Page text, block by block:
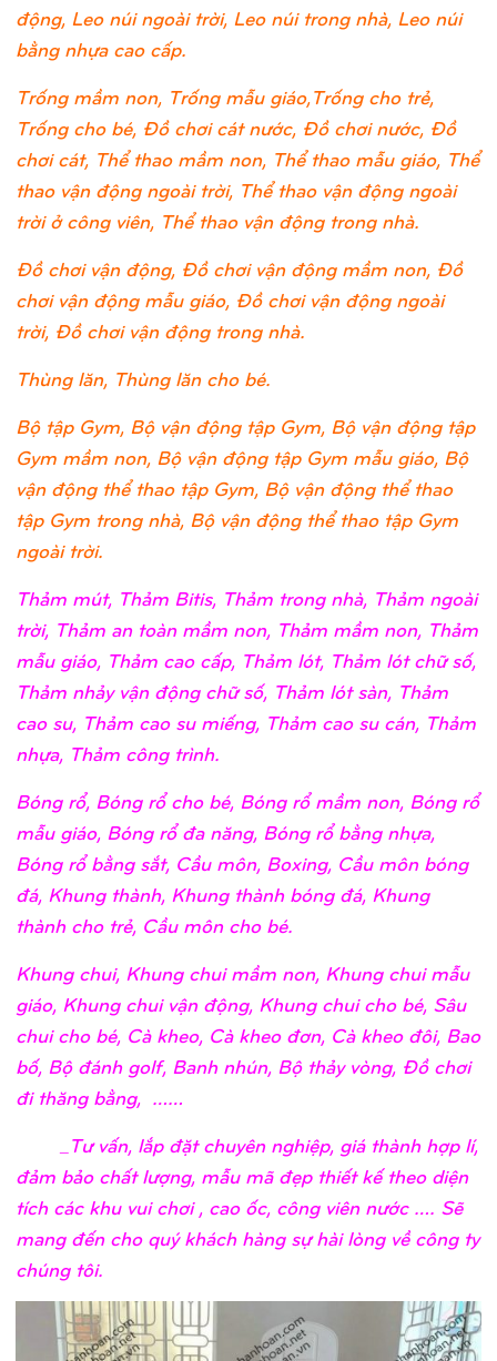
động, Leo núi ngoài trời, Leo núi trong nhà, Leo núi
bằng nhựa cao cấp.
Trống mầm non, Trống mẫu giáo,Trống cho trẻ,
Trống cho bé, Đồ chơi cát nước, Đồ chơi nước, Đồ
chơi cát, Thể thao mầm non, Thể thao mẫu giáo, Thể
thao vận động ngoài trời, Thể thao vận động ngoài
trời ở công viên, Thể thao vận động trong nhà.
Đồ chơi vận động, Đồ chơi vận động mầm non, Đồ
chơi vận động mẫu giáo, Đồ chơi vận động ngoài
trời, Đồ chơi vận động trong nhà.
Thùng lăn, Thùng lăn cho bé.
Bộ tập Gym, Bộ vận động tập Gym, Bộ vận động tập
Gym mầm non, Bộ vận động tập Gym mẫu giáo, Bộ
vận động thể thao tập Gym, Bộ vận động thể thao
tập Gym trong nhà, Bộ vận động thể thao tập Gym
ngoài trời.
Thảm mút, Thảm Bitis, Thảm trong nhà, Thảm ngoài
trời, Thảm an toàn mầm non, Thảm mầm non, Thảm
mẫu giáo, Thảm cao cấp, Thảm lót, Thảm lót chữ số,
Thảm nhảy vận động chữ số, Thảm lót sàn, Thảm
cao su, Thảm cao su miếng, Thảm cao su cán, Thảm
nhựa, Thảm công trình.
Bóng rổ, Bóng rổ cho bé, Bóng rổ mầm non, Bóng rổ
mẫu giáo, Bóng rổ đa năng, Bóng rổ bằng nhựa,
Bóng rổ bằng sắt, Cầu môn, Boxing, Cầu môn bóng
đá, Khung thành, Khung thành bóng đá, Khung
thành cho trẻ, Cầu môn cho bé.
Khung chui, Khung chui mầm non, Khung chui mẫu
giáo, Khung chui vận động, Khung chui cho bé, Sâu
chui cho bé, Cà kheo, Cà kheo đơn, Cà kheo đôi, Bao
bố, Bộ đánh golf, Banh nhún, Bộ thảy vòng, Đồ chơi
đi thăng bằng, ……
_Tư vấn, lắp đặt chuyên nghiệp, giá thành hợp lí,
đảm bảo chất lượng, mẫu mã đẹp thiết kế theo diện
tích các khu vui chơi , cao ốc, công viên nước …. Sẽ
mang đến cho quý khách hàng sự hài lòng về công ty
chúng tôi.